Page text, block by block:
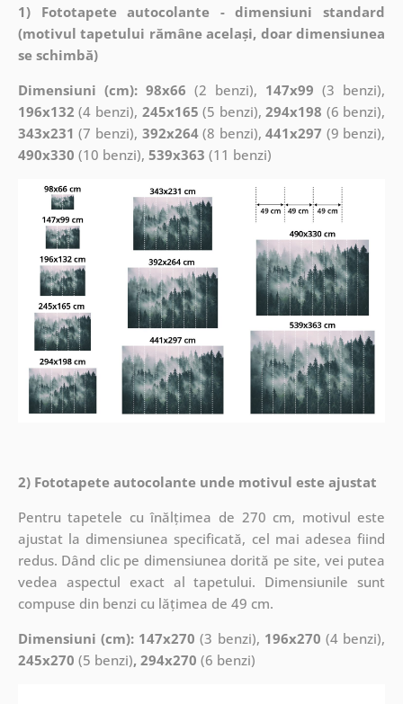
1) Fototapete autocolante - dimensiuni standard
(motivul tapetului rămâne același, doar dimensiunea
se schimbă)
Dimensiuni (cm): 98x66 (2 benzi), 147x99 (3 benzi),
196x132 (4 benzi), 245x165 (5 benzi),294x198 (6 benzi),
343x231 (7 benzi), 392x264(8 benzi),441x297 (9 benzi),
490x330 (10 benzi), 539x363 (11 benzi)
2) Fototapete autocolante unde motivul este ajustat
Pentru tapetele cu înălțimea de 270 cm, motivul este
ajustat la dimensiunea specificată, cel mai adesea fiind
redus. Dând clic pe dimensiunea dorită pe site, vei putea
vedea aspectul exact al tapetului. Dimensiunile sunt
compuse din benzi cu lățimea de 49 cm.
Dimensiuni (cm): 147x270 (3 benzi), 196x270 (4 benzi),
245x270 (5 benzi), 294x270 (6 benzi)